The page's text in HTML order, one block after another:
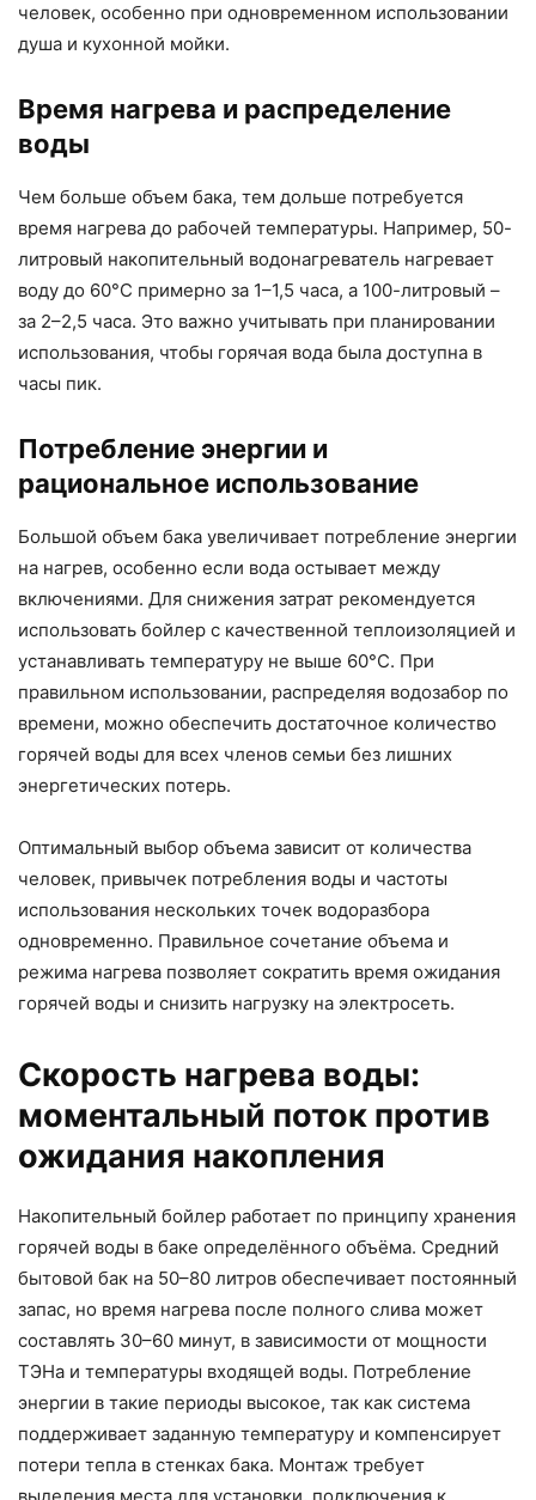
человек, особенно при одновременном использовании
душа и кухонной мойки.
Время нагрева и распределение
воды
Чем больше объем бака, тем дольше потребуется
время нагрева до рабочей температуры. Например, 50-
литровый накопительный водонагреватель нагревает
воду до 60°C примерно за 1–1,5 часа, а 100-литровый –
за 2–2,5 часа. Это важно учитывать при планировании
использования, чтобы горячая вода была доступна в
часы пик.
Потребление энергии и
рациональное использование
Большой объем бака увеличивает потребление энергии
на нагрев, особенно если вода остывает между
включениями. Для снижения затрат рекомендуется
использовать бойлер с качественной теплоизоляцией и
устанавливать температуру не выше 60°C. При
правильном использовании, распределяя водозабор по
времени, можно обеспечить достаточное количество
горячей воды для всех членов семьи без лишних
энергетических потерь.
Оптимальный выбор объема зависит от количества
человек, привычек потребления воды и частоты
использования нескольких точек водоразбора
одновременно. Правильное сочетание объема и
режима нагрева позволяет сократить время ожидания
горячей воды и снизить нагрузку на электросеть.
Скорость нагрева воды:
моментальный поток против
ожидания накопления
Накопительный бойлер работает по принципу хранения
горячей воды в баке определённого объёма. Средний
бытовой бак на 50–80 литров обеспечивает постоянный
запас, но время нагрева после полного слива может
составлять 30–60 минут, в зависимости от мощности
ТЭНа и температуры входящей воды. Потребление
энергии в такие периоды высокое, так как система
поддерживает заданную температуру и компенсирует
потери тепла в стенках бака. Монтаж требует